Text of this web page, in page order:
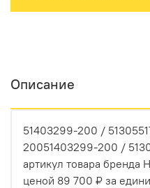
Описание
51403299-200 /
20051403299-200 /
артикул товара бренда
ценой 89 700 ₽ за